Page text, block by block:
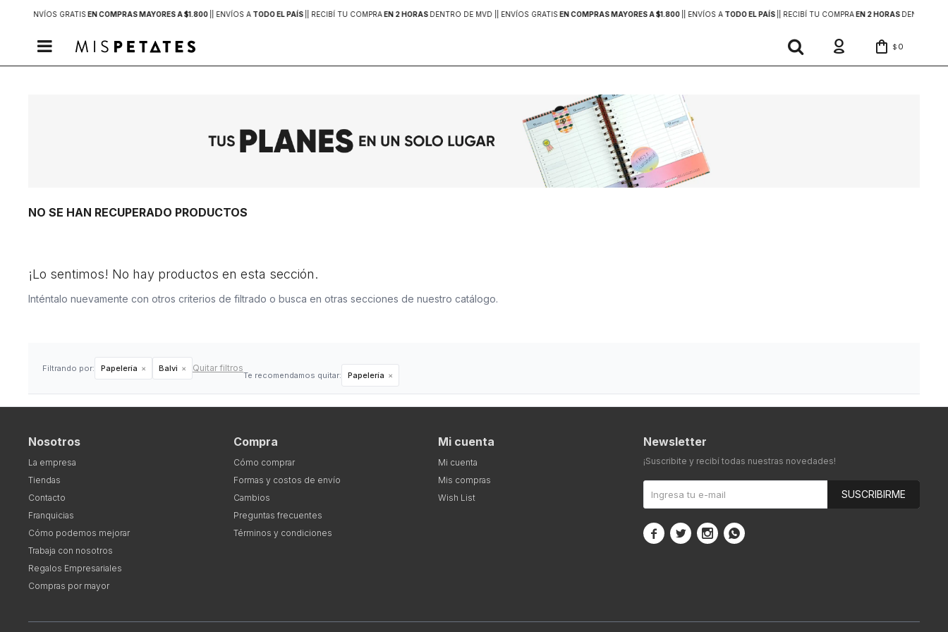
| ENVÍOS GRATISEN COMPRAS MAYORES A $1.800| | ENVÍOS ATODO EL PAÍS| | RECIBÍ TU COMPRAEN 2 HORASDENTRO DE MVD | | ENVÍOS GRATISEN COMPRAS MAYORES A $1.800| | ENVÍOS ATODO EL PAÍS| | RECIBÍ TU COMPRAEN 2 HORASDENTRO DE
 $ 0
NO SE HAN RECUPERADO PRODUCTOS
¡Lo sentimos! No hay productos en esta sección.
Inténtalo nuevamente con otros criterios de filtrado o busca en otras secciones de nuestro catálogo.
Filtrando por: Papelería Balvi Quitar filtros
Te recomendamos quitar: Papelería
Nosotros
La empresa
Tiendas
Contacto
Franquicias
Cómo podemos mejorar
Trabaja con nosotros
Regalos Empresariales
Compras por mayor
Compra
Cómo comprar
Formas y costos de envío
Cambios
Preguntas frecuentes
Términos y condiciones
Mi cuenta
Mi cuenta
Mis compras
Wish List
Newsletter
¡Suscribite y recibí todas nuestras novedades!
SUSCRIBIRME
   